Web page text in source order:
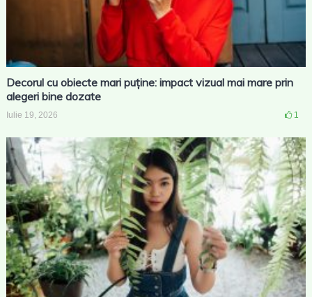
Decorul cu obiecte mari puține: impact vizual mai mare prin
alegeri bine dozate
Iulie 19, 2026 1